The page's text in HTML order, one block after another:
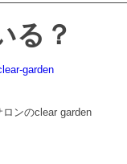
る？
garden
ロンのclear garden